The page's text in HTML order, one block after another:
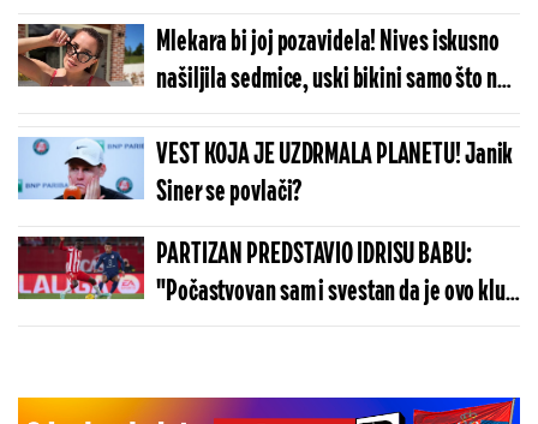
funkcioneru
Mlekara bi joj pozavidela! Nives iskusno
našiljila sedmice, uski bikini samo što ne
pukne
VEST KOJA JE UZDRMALA PLANETU! Janik
Siner se povlači?
PARTIZAN PREDSTAVIO IDRISU BABU:
"Počastvovan sam i svestan da je ovo klub
sa velikom istorijom"